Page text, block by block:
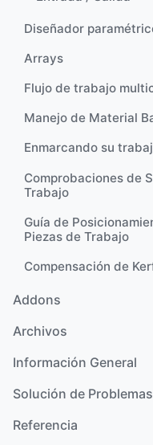
Diseñador
Arrays
Flujo de trabajo
Manejo de Material
Enmarcando su
Comprobaciones de
Trabajo
Guía de
Piezas de Trabajo
Compensación de
Addons
Archivos
Información General
Solución de Problemas
Referencia